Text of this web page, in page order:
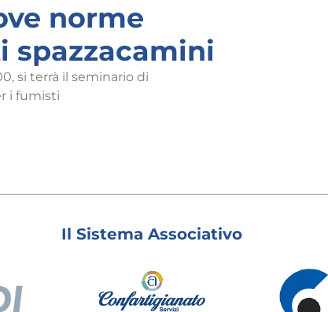
norme
spazzacamini
si terrà il seminario di
i fumisti
Il Sistema Associativo